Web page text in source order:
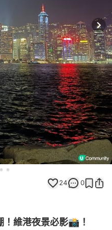
24 0
維港夜景必影📸！